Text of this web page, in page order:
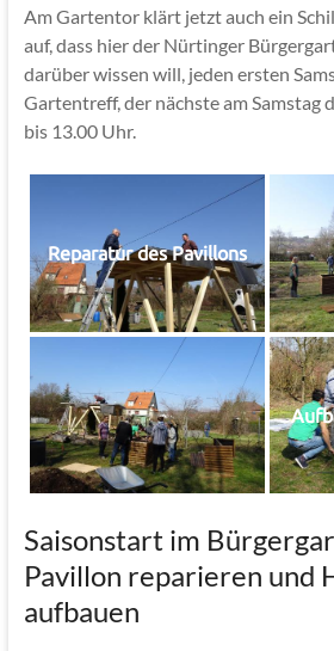
Am Gartentor klärt jetzt auch ein
auf, dass hier der Nürtinger
darüber wissen will, jeden ersten
Gartentreff, der nächste am Samstag
bis 13.00 Uhr.
Reparatur des Pavillons
Saisonstart im
Pavillon reparieren und
aufbauen